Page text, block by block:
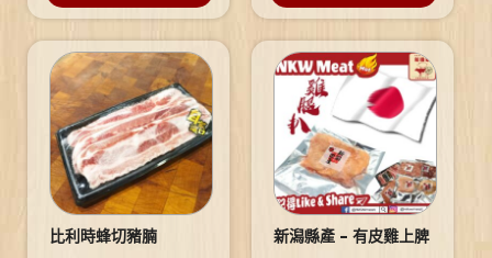
比利時蜂切豬腩 新潟縣產 – 有皮雞上脾